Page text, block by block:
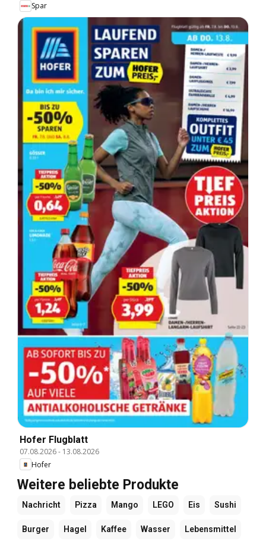
Spar
Hofer Flugblatt
07.08.2026- 13.08.2026
Hofer
Weitere beliebte Produkte
Nachricht Pizza Mango LEGO Eis Sushi
Burger Hagel Kaffee Wasser Lebensmittel